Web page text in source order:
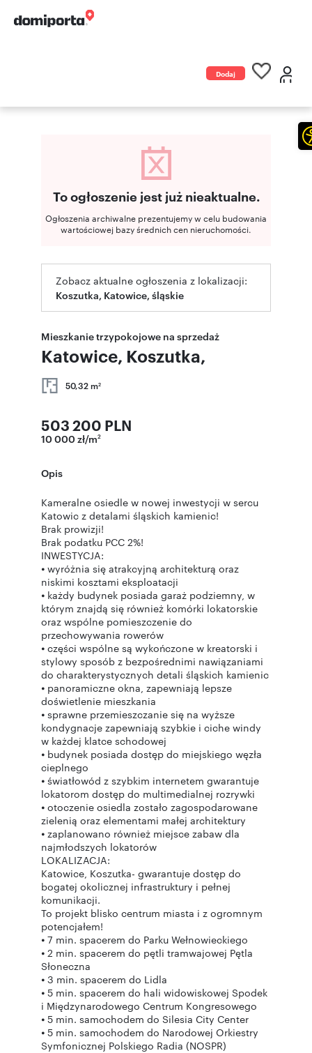
Dodaj
To ogłoszenie jest już nieaktualne.
Ogłoszenia archiwalne prezentujemy w celu budowania
wartościowej bazy średnich cen nieruchomości.
Zobacz aktualne ogłoszenia z lokalizacji:
Koszutka, Katowice, śląskie
Mieszkanie trzypokojowe na sprzedaż
Katowice, Koszutka,
50,32 m2
503 200 PLN
10 000 zł/m2
Opis
Kameralne osiedle w nowej inwestycji w sercu
Katowic z detalami śląskich kamienic!
Brak prowizji!
Brak podatku PCC 2%!
INWESTYCJA:
⦁ wyróżnia się atrakcyjną architekturą oraz
niskimi kosztami eksploatacji
⦁ każdy budynek posiada garaż podziemny, w
którym znajdą się również komórki lokatorskie
oraz wspólne pomieszczenie do
przechowywania rowerów
⦁ części wspólne są wykończone w kreatorski i
stylowy sposób z bezpośrednimi nawiązaniami
do charakterystycznych detali śląskich kamienic
⦁ panoramiczne okna, zapewniają lepsze
doświetlenie mieszkania
⦁ sprawne przemieszczanie się na wyższe
kondygnacje zapewniają szybkie i ciche windy
w każdej klatce schodowej
⦁ budynek posiada dostęp do miejskiego węzła
cieplnego
⦁ światłowód z szybkim internetem gwarantuje
lokatorom dostęp do multimedialnej rozrywki
⦁ otoczenie osiedla zostało zagospodarowane
zielenią oraz elementami małej architektury
⦁ zaplanowano również miejsce zabaw dla
najmłodszych lokatorów
LOKALIZACJA:
Katowice, Koszutka- gwarantuje dostęp do
bogatej okolicznej infrastruktury i pełnej
komunikacji.
To projekt blisko centrum miasta i z ogromnym
potencjałem!
⦁ 7 min. spacerem do Parku Wełnowieckiego
⦁ 2 min. spacerem do pętli tramwajowej Pętla
Słoneczna
⦁ 3 min. spacerem do Lidla
⦁ 5 min. spacerem do hali widowiskowej Spodek
i Międzynarodowego Centrum Kongresowego
⦁ 5 min. samochodem do Silesia City Center
⦁ 5 min. samochodem do Narodowej Orkiestry
Symfonicznej Polskiego Radia (NOSPR)